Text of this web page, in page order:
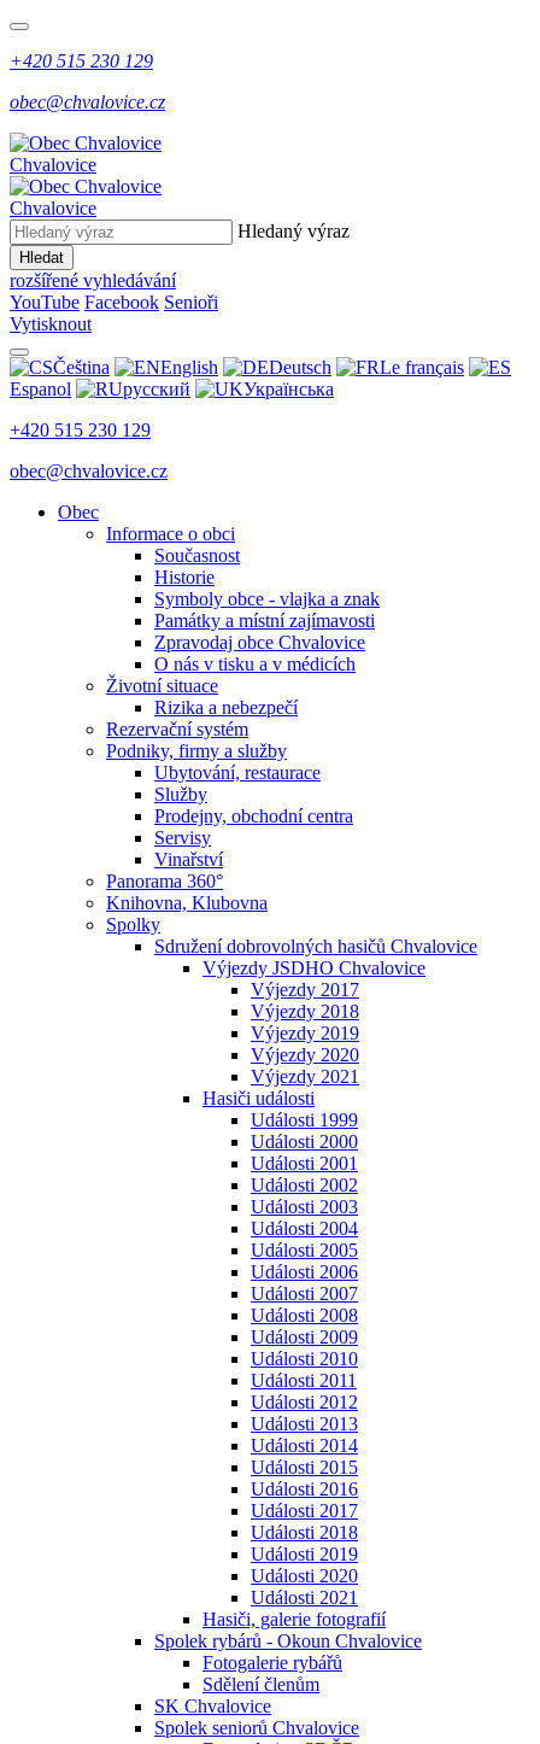
+420 515 230 129
obec@chvalovice.cz
Chvalovice
Chvalovice
Hledaný výraz
Hledat
rozšířené vyhledávání
YouTube Facebook Senioři
Vytisknout
Čeština English Deutsch
Le français
Espanol
русский
Українська
+420 515 230 129
obec@chvalovice.cz
Obec
Informace o obci
Současnost
Historie
Symboly obce - vlajka a znak
Památky a místní zajímavosti
Zpravodaj obce Chvalovice
O nás v tisku a v médicích
Životní situace
Rizika a nebezpečí
Rezervační systém
Podniky, firmy a služby
Ubytování, restaurace
Služby
Prodejny, obchodní centra
Servisy
Vinařství
Panorama 360°
Knihovna, Klubovna
Spolky
Sdružení dobrovolných hasičů Chvalovice
Výjezdy JSDHO Chvalovice
Výjezdy 2017
Výjezdy 2018
Výjezdy 2019
Výjezdy 2020
Výjezdy 2021
Hasiči události
Události 1999
Události 2000
Události 2001
Události 2002
Události 2003
Události 2004
Události 2005
Události 2006
Události 2007
Události 2008
Události 2009
Události 2010
Události 2011
Události 2012
Události 2013
Události 2014
Události 2015
Události 2016
Události 2017
Události 2018
Události 2019
Události 2020
Události 2021
Hasiči, galerie fotografií
Spolek rybárů - Okoun Chvalovice
Fotogalerie rybářů
Sdělení členům
SK Chvalovice
Spolek seniorů Chvalovice